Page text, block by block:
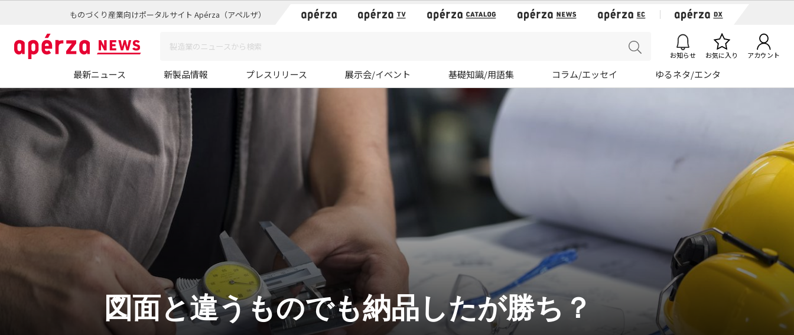
ものづくり産業向けポータルサイト Apérza（アペルザ）
お知らせ お気に入り アカウント
最新ニュース 新製品情報 プレスリリース 展示会/イベント 基礎知識/用語集 コラム/エッセイ ゆるネタ/エンタ
図面と違うものでも納品したが勝ち？